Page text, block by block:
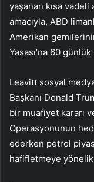
yaşanan kısa vadeli
amacıyla, ABD
Amerikan
Yasası’na 60
Leavitt sosyal
Başkanı Donald
bir muafiyet kararı
Operasyonunun
ederken petrol
hafifletmeye yönelik